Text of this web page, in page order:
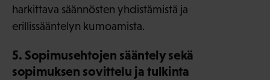
harkittava säännösten yhdistämistä ja
erillissääntelyn kumoamista.
5. Sopimusehtojen sääntely sekä
sopimuksen sovittelu ja tulkinta